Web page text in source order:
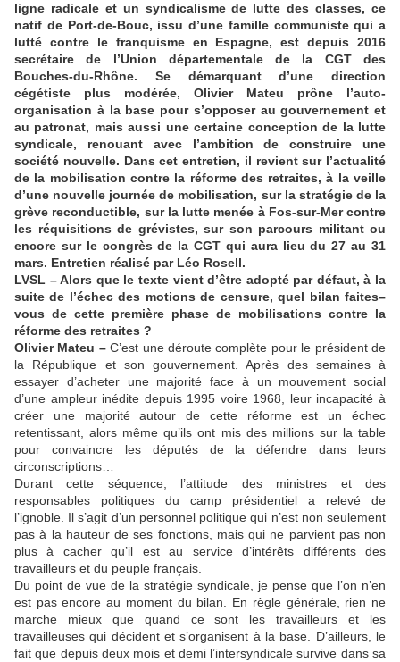
ligne radicale et un syndicalisme de lutte des classes, ce
natif de Port-de-Bouc, issu d’une famille communiste qui a
lutté contre le franquisme en Espagne, est depuis 2016
secrétaire de l’Union départementale de la CGT des
Bouches-du-Rhône. Se démarquant d’une direction
cégétiste plus modérée, Olivier Mateu prône l’auto-
organisation à la base pour s’opposer au gouvernement et
au patronat, mais aussi une certaine conception de la lutte
syndicale, renouant avec l’ambition de construire une
société nouvelle. Dans cet entretien, il revient sur l’actualité
de la mobilisation contre la réforme des retraites, à la veille
d’une nouvelle journée de mobilisation, sur la stratégie de la
grève reconductible, sur la lutte menée à Fos-sur-Mer contre
les réquisitions de grévistes, sur son parcours militant ou
encore sur le congrès de la CGT qui aura lieu du 27 au 31
mars. Entretien réalisé par Léo Rosell.
LVSL – Alors que le texte vient d’être adopté par défaut, à la
suite de l’échec des motions de censure, quel bilan faites–
vous de cette première phase de mobilisations contre la
réforme des retraites ?
Olivier Mateu –C’est une déroute complète pour le président de
la République et son gouvernement. Après des semaines à
essayer d’acheter une majorité face à un mouvement social
d’une ampleur inédite depuis 1995 voire 1968, leur incapacité à
créer une majorité autour de cette réforme est un échec
retentissant, alors même qu’ils ont mis des millions sur la table
pour convaincre les députés de la défendre dans leurs
circonscriptions…
Durant cette séquence, l’attitude des ministres et des
responsables politiques du camp présidentiel a relevé de
l’ignoble. Il s’agit d’un personnel politique qui n’est non seulement
pas à la hauteur de ses fonctions, mais qui ne parvient pas non
plus à cacher qu’il est au service d’intérêts différents des
travailleurs et du peuple français.
Du point de vue de la stratégie syndicale, je pense que l’on n’en
est pas encore au moment du bilan. En règle générale, rien ne
marche mieux que quand ce sont les travailleurs et les
travailleuses qui décident et s’organisent à la base. D’ailleurs, le
fait que depuis deux mois et demi l’intersyndicale survive dans sa